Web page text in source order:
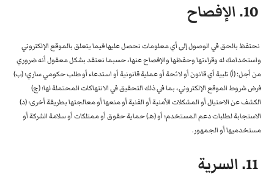
10. الإفصاح
نحتفظ بالحق في الوصول إلى أي معلومات نحصل عليها فيما يتعلق بالموقع الإلكتروني
واستخدامك له وقراءتها وحفظها والإفصاح عنها، حسبما نعتقد بشكل معقول أنه ضروري
من أجل: (أ) تلبية أي قانون أو لائحة أو عملية قانونية أو استدعاء أو طلب حكومي ساري؛ (ب)
فرض شروط الموقع الإلكتروني، بما في ذلك التحقيق في الانتهاكات المحتملة لها؛ (ج)
الكشف عن الاحتيال أو المشكلات الأمنية أو الفنية أو منعها أو معالجتها بطريقة أخرى؛ (د)
الاستجابة لطلبات دعم المستخدم؛ أو (هـ) حماية حقوق أو ممتلكات أو سلامة الشركة أو
مستخدميها أو الجمهور.
11. السرية